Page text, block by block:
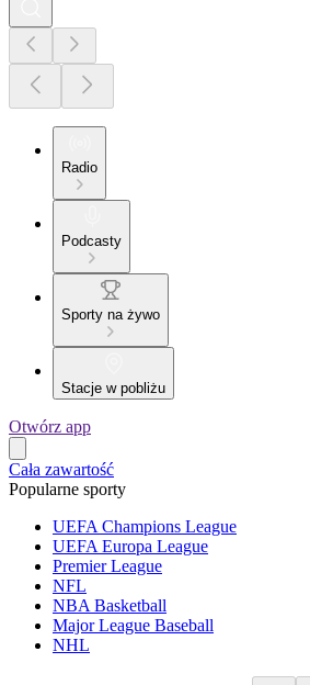
Radio
Podcasty
Sporty na żywo
Stacje w pobliżu
Otwórz app
Cała zawartość
Popularne sporty
UEFA Champions League
UEFA Europa League
Premier League
NFL
NBA Basketball
Major League Baseball
NHL